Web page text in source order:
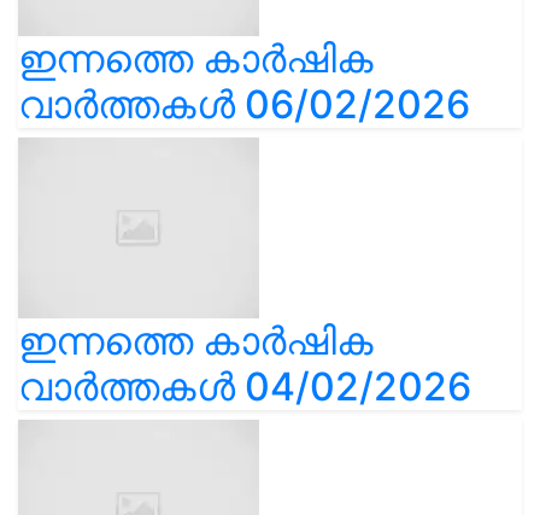
ഇന്നത്തെ കാർഷിക
വാർത്തകൾ 06/02/2026
ഇന്നത്തെ കാർഷിക
വാർത്തകൾ 04/02/2026